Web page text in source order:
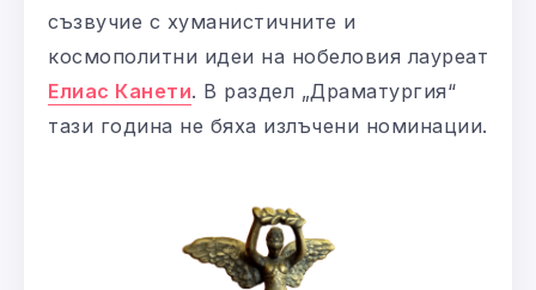
съзвучие с хуманистичните и
космополитни идеи на нобеловия лауреат
Елиас Канети. В раздел „Драматургия“
тази година не бяха излъчени номинации.